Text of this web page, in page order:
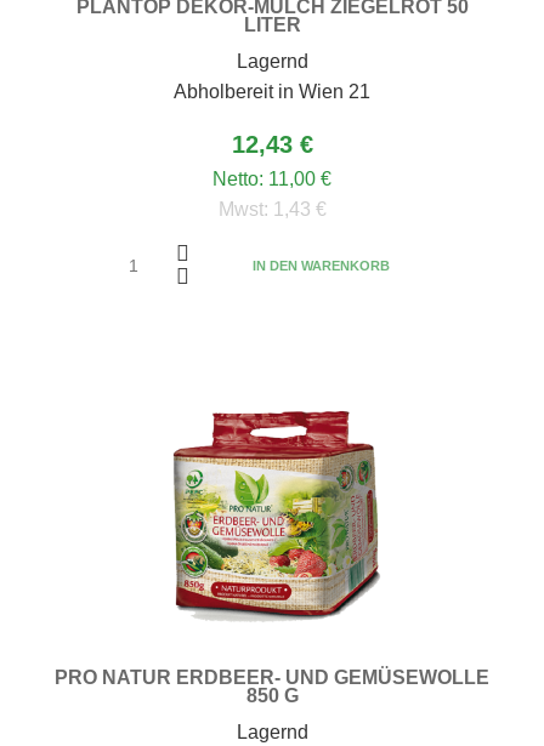
PLANTOP DEKOR-MULCH ZIEGELROT 50
LITER
Lagernd
Abholbereit in Wien 21
12,43 €
Netto: 11,00 €
Mwst: 1,43 €
IN DEN WARENKORB
PRO NATUR ERDBEER- UND GEMÜSEWOLLE
850 G
Lagernd